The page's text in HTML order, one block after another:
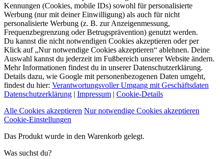
Kennungen (Cookies, mobile IDs) sowohl für personalisierte
Werbung (nur mit deiner Einwilligung) als auch für nicht
personalisierte Werbung (z. B. zur Anzeigenmessung,
Frequenzbegrenzung oder Betrugsprävention) genutzt werden.
Du kannst die nicht notwendigen Cookies akzeptieren oder per
Klick auf „Nur notwendige Cookies akzeptieren“ ablehnen. Deine
Auswahl kannst du jederzeit im Fußbereich unserer Website ändern.
Mehr Informationen findest du in unserer Datenschutzerklärung.
Details dazu, wie Google mit personenbezogenen Daten umgeht,
findest du hier: Verantwortungsvoller Umgang mit Geschäftsdaten
Datenschutzerklärung | Impressum | Cookie-Details
Alle Cookies akzeptieren Nur notwendige Cookies akzeptieren
Cookie-Einstellungen
Das Produkt wurde in den Warenkorb gelegt.
Was suchst du?